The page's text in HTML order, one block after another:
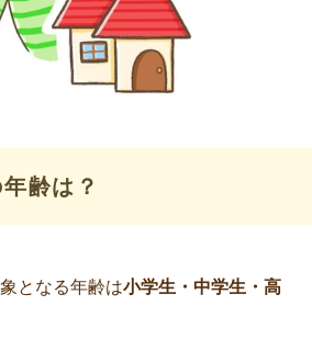
齢は？
となる年齢は小学生・中学生・高